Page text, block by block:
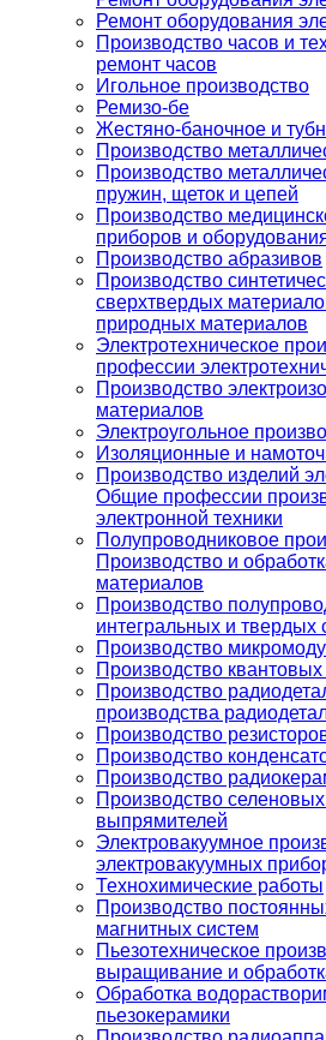
Ремонт оборудования
Производство часов и
ремонт часов
Игольное производство
Ремизо-бе
Жестяно-баночное и
Производство
Производство
пружин, щеток и цепей
Производство
приборов и
Производство абразивов
Производство
сверхтвердых
природных материалов
Электротехническое
профессии
Производство
материалов
Электроугольное
Изоляционные и
Производство изделий
Общие профессии
электронной техники
Полупроводниковое
Производство и
материалов
Производство
интегральных и твердых
Производство
Производство
Производство
производства
Производство
Производство
Производство
Производство
выпрямителей
Электровакуумное
электровакуумных
Технохимические работы
Производство
магнитных систем
Пьезотехническое
выращивание и
Обработка
пьезокерамики